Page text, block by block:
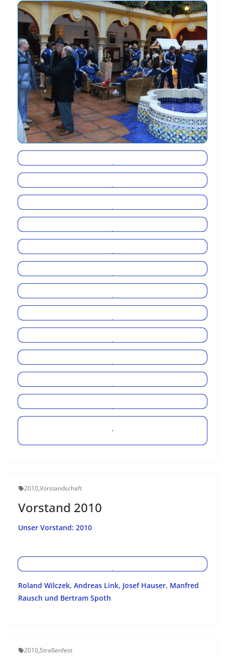
2010,Vorstandschaft
Vorstand 2010
Unser Vorstand: 2010
Roland Wilczek, Andreas Link, Josef Hauser, Manfred
Rausch und Bertram Spoth
2010,Straßenfest